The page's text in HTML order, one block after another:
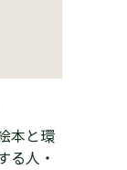
本と環
る人・